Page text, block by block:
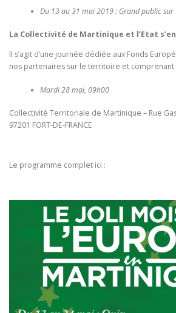
Du 13 au 31 mai 2019 : Grand public sur
La Collectivité de Martinique et l’Etat
Il s’agit d’une journée dédiée aux Fonds
nos partenaires sur le territoire et comprenant
Mardi 28 mai, 09h00
Collectivité Territoriale de Martinique – Rue
97201 FORT-DE-FRANCE
Le programme complet ici :